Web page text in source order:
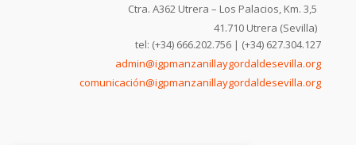
Ctra. A362 Utrera – Los Palacios, Km. 3,5
41.710 Utrera (Sevilla)
tel: (+34) 666.202.756 | (+34) 627.304.127
admin@igpmanzanillaygordaldesevilla.org
comunicación@igpmanzanillaygordaldesevilla.org